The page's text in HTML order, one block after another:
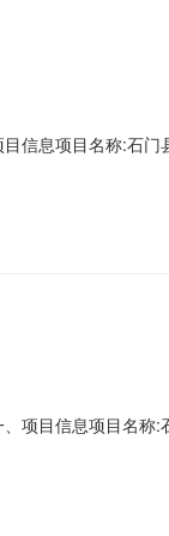
信息项目名称:石门
机构代码
项目信息项目名称:
码或组织机构代码